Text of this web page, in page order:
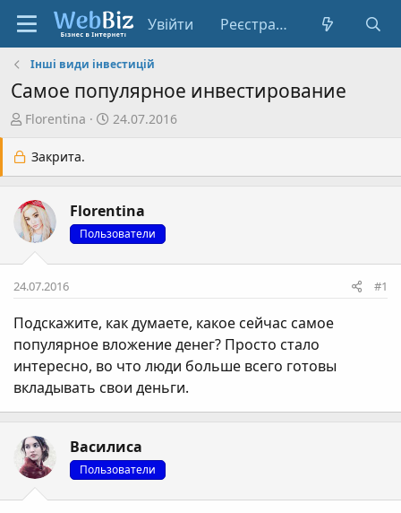
Увійти Реєстрація
Інші види інвестицій
Самое популярное инвестирование
А
т
о
т
е
и
Florentina
Д
а
т
в
о
р
н
я
24.07.2016
Закрита.
Florentina
Пользователи
24.07.2016 #1
Подскажите, как думаете, какое сейчас самое
популярное вложение денег? Просто стало
интересно, во что люди больше всего готовы
вкладывать свои деньги.
Василиса
Пользователи